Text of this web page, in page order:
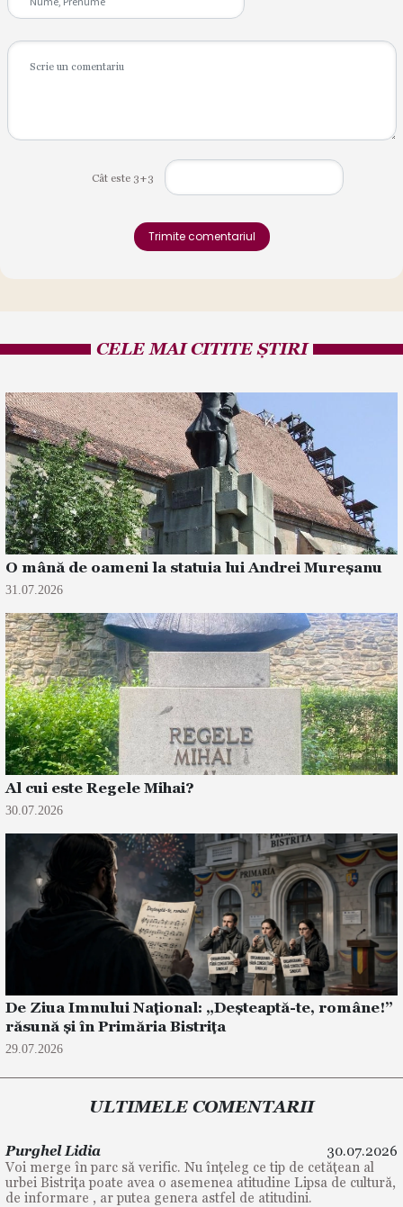
Cât este 3+3
Trimite comentariul
CELE MAI CITITE ȘTIRI
O mână de oameni la statuia lui Andrei Mureșanu
31.07.2026
Al cui este Regele Mihai?
30.07.2026
De Ziua Imnului Național: „Deșteaptă-te, române!”
răsună și în Primăria Bistrița
29.07.2026
ULTIMELE COMENTARII
Purghel Lidia
30.07.2026
Voi merge în parc să verific. Nu înțeleg ce tip de cetățean al
urbei Bistrița poate avea o asemenea atitudine Lipsa de cultură,
de informare , ar putea genera astfel de atitudini.